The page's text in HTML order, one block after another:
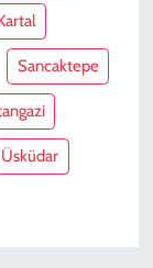
Sancaktepe
Üsküdar